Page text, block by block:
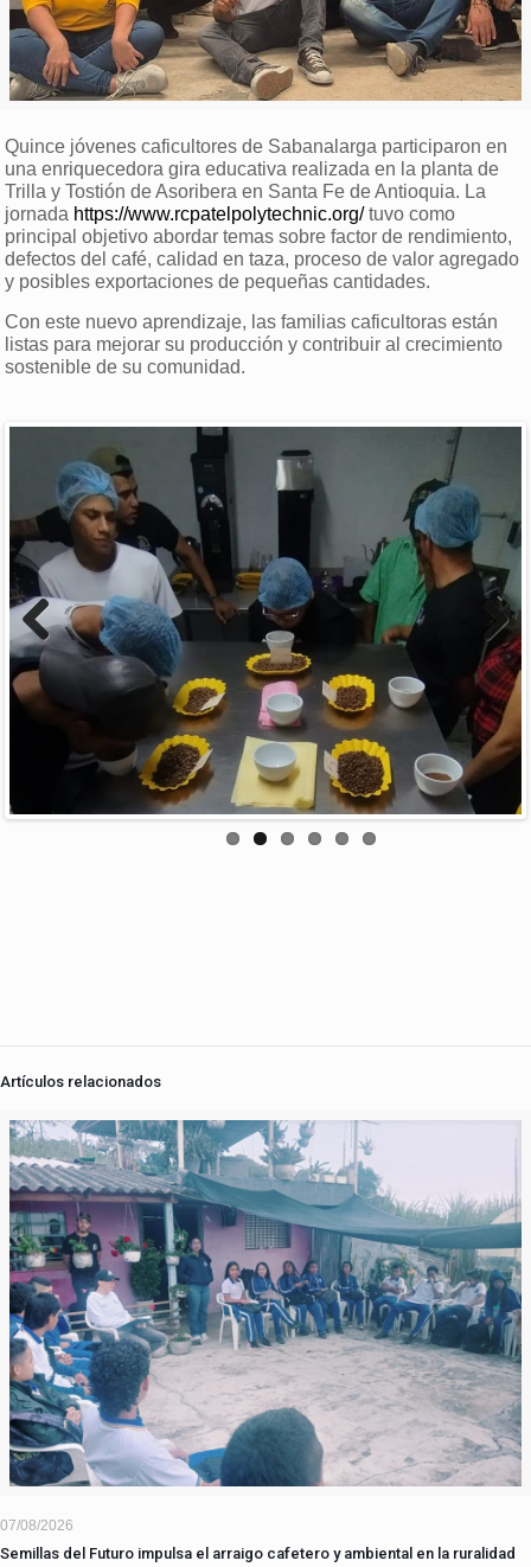
Quince jóvenes caficultores de Sabanalarga participaron en
una enriquecedora gira educativa realizada en la planta de
Trilla y Tostión de Asoribera en Santa Fe de Antioquia. La
jornada https://www.rcpatelpolytechnic.org/tuvo como
principal objetivo abordar temas sobre factor de rendimiento,
defectos del café, calidad en taza, proceso de valor agregado
y posibles exportaciones de pequeñas cantidades.
Con este nuevo aprendizaje, las familias caficultoras están
listas para mejorar su producción y contribuir al crecimiento
sostenible de su comunidad.
Previous Next
Artículos relacionados
07/08/2026
Semillas del Futuro impulsa el arraigo cafetero y ambiental en la ruralidad